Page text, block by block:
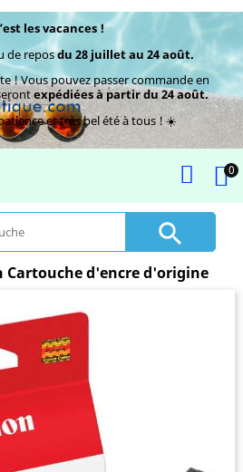
les vacances !
de reposdu 28 juillet au 24 août.
! Vous pouvez passer commande en
expédiées à partir du 24 août.
et très bel été à tous ! ☀️
0

Cartouche d'encre d'origine